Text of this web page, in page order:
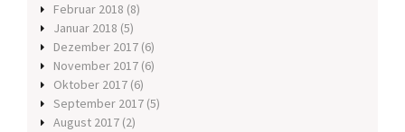
Februar 2018 (8)
Januar 2018 (5)
Dezember 2017 (6)
November 2017 (6)
Oktober 2017 (6)
September 2017 (5)
August 2017 (2)